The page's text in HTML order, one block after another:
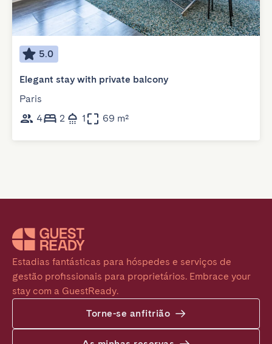
5.0
Elegant stay with private balcony
Paris
4
2 1 69 m²
Estadias fantásticas para hóspedes e serviços de
gestão profissionais para proprietários. Embrace your
stay com a GuestReady.
Torne-se anfitrião